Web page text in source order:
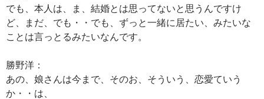
でも、本人は、ま、結婚とは思ってないと思うんですけ
ど、まだ、でも・・でも、ずっと一緒に居たい、みたいな
ことは言っとるみたいなんです。
勝野洋：
あの、娘さんは今まで、そのお、そういう、恋愛ていう
か・・は、